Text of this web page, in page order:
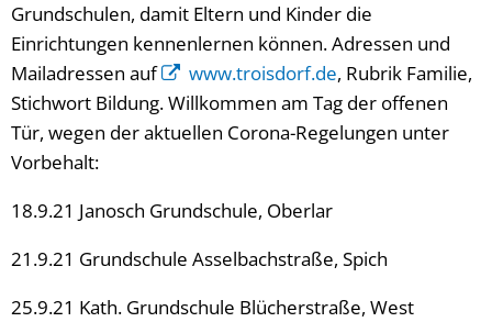
Grundschulen, damit Eltern und Kinder die
Einrichtungen kennenlernen können. Adressen und
Mailadressen auf
www.troisdorf.de, Rubrik Familie,
Stichwort Bildung. Willkommen am Tag der offenen
Tür, wegen der aktuellen Corona-Regelungen unter
Vorbehalt:
18.9.21 Janosch Grundschule, Oberlar
21.9.21 Grundschule Asselbachstraße, Spich
25.9.21 Kath. Grundschule Blücherstraße, West